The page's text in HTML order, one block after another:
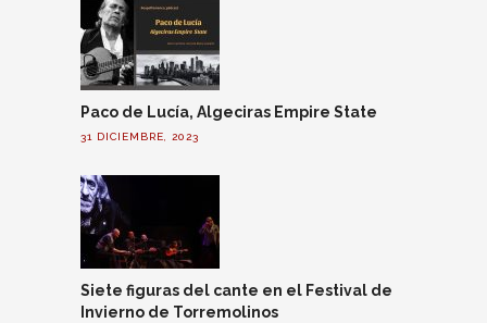
Paco de Lucía, Algeciras Empire State
31 DICIEMBRE, 2023
Siete figuras del cante en el Festival de
Invierno de Torremolinos